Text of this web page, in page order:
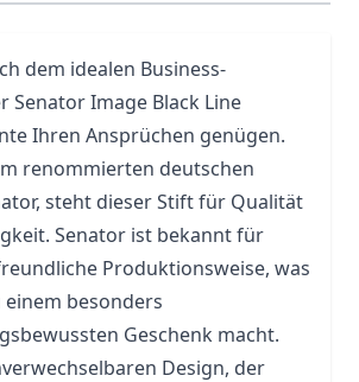
dem idealen Business-
Senator Image Black Line
Ihren Ansprüchen genügen.
renommierten deutschen
steht dieserStiftfür Qualität
Senator ist bekannt für
Produktionsweise, was
besonders
Geschenk macht.
Design, der